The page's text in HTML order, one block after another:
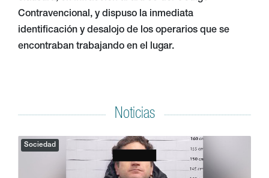
agredir a un policía: lo condenaron con prisión efectiva
Sociedad